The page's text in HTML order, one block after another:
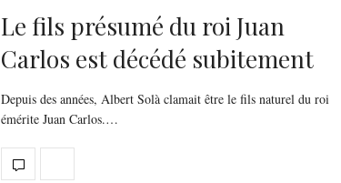
Le fils présumé du roi Juan
Carlos est décédé subitement
Depuis des années, Albert Solà clamait être le fils naturel du roi
émérite Juan Carlos.…